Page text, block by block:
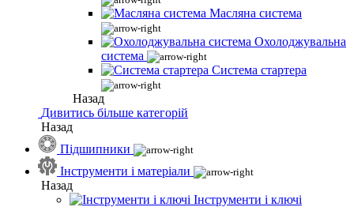
Масляна система
Охолоджувальна
система
Система стартера
Назад
Дивитись більше категорій
Назад
Підшипники
Інструменти і матеріали
Назад
Інструменти і ключі